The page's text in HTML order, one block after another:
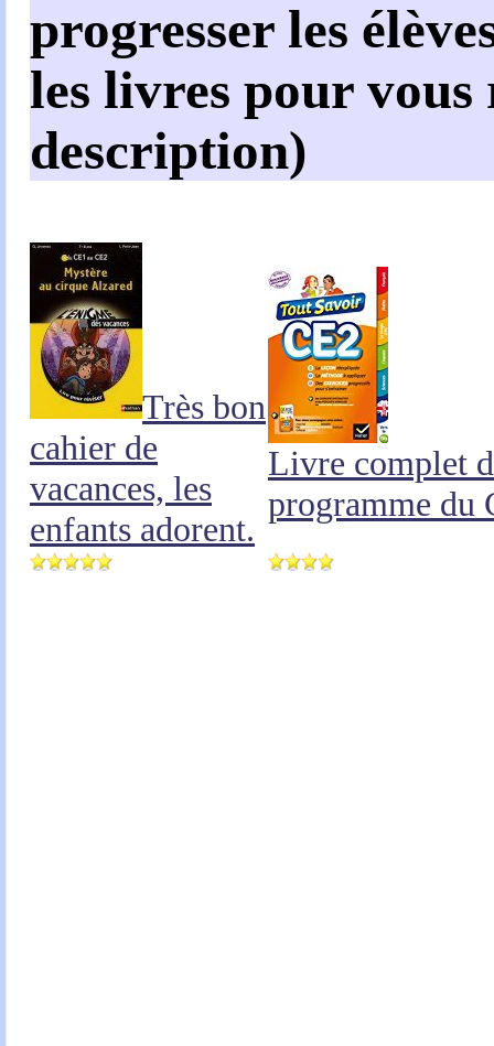
progresser les
les livres pour
description)
Très bon
cahier de
vacances, les
enfants adorent.
Livre complet
programme du